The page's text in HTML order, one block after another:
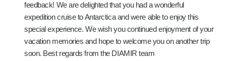
feedback! We are delighted that you had a wonderful
expedition cruise to Antarctica and were able to enjoy this
special experience. We wish you continued enjoyment of your
vacation memories and hope to welcome you on another trip
soon. Best regards from the DIAMIR team